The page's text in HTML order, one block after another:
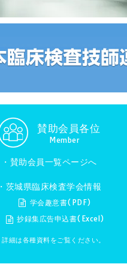
賛助会員各位
Member
・ 賛助会員一覧ページへ
・茨城県臨床検査学会情報
学会趣意書(PDF)
抄録集広告申込書(Excel)
細は各種資料をご覧ください。